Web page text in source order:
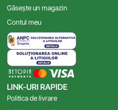
LINK-URI RAPIDE
Politica de livrare
Găsește un magazin
Contul meu